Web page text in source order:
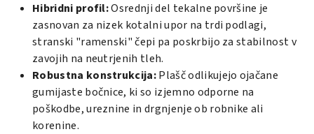
Hibridni profil:Osrednji del tekalne površine je
zasnovan za nizek kotalni upor na trdi podlagi,
stranski "ramenski" čepi pa poskrbijo za stabilnost v
zavojih na neutrjenih tleh.
Robustna konstrukcija:Plašč odlikujejo ojačane
gumijaste bočnice, ki so izjemno odporne na
poškodbe, ureznine in drgnjenje ob robnike ali
korenine.